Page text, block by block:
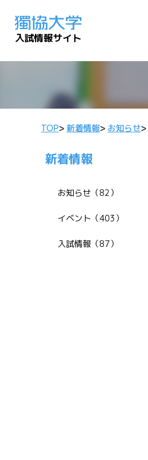
入試情報サイト
TOP> 新着情報> お知らせ>
新着情報
お知らせ（82）
イベント（403）
入試情報（87）